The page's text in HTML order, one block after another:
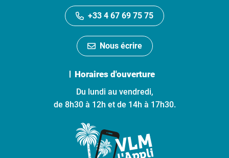
+33 4 67 69 75 75
Nous écrire
Horaires d'ouverture
Du lundi au vendredi,
de 8h30 à 12h et de 14h à 17h30.